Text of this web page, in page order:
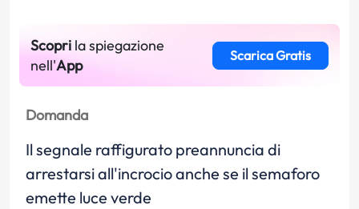
Scopri la spiegazione
nell'App
Scarica Gratis
Domanda
Il segnale raffigurato preannuncia di
arrestarsi all'incrocio anche se il semaforo
emette luce verde